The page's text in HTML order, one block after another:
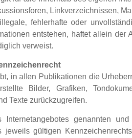
Linkverzeichnissen,
fehlerhafte oder
entstehen, haftet allein
verweist.
in allen Publikationen die
Bilder, Grafiken,
Texte zurückzugreifen.
genannten
jeweils gültigen